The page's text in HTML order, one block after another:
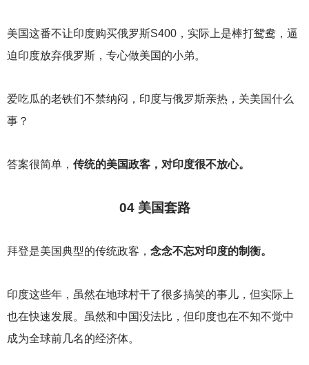
美国这番不让印度购买俄罗斯S400，实际上是棒打鸳鸯，逼
迫印度放弃俄罗斯，专心做美国的小弟。
爱吃瓜的老铁们不禁纳闷，印度与俄罗斯亲热，关美国什么
事？
答案很简单， 传统的美国政客，对印度很不放心。
04 美国套路
拜登是美国典型的传统政客， 念念不忘对印度的制衡。
印度这些年，虽然在地球村干了很多搞笑的事儿，但实际上
也在快速发展。虽然和中国没法比，但印度也在不知不觉中
成为全球前几名的经济体。